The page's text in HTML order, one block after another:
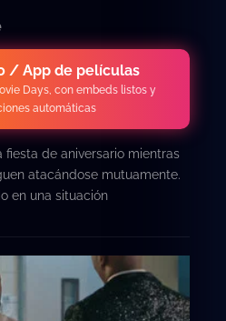
/ App de películas
Days, con embeds listos y
automáticas
fiesta de aniversario mientras
atacándose mutuamente.
en una situación